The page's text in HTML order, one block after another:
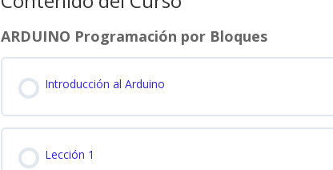
ARDUINO Programación por Bloques
Introducción al Arduino
Lección 1